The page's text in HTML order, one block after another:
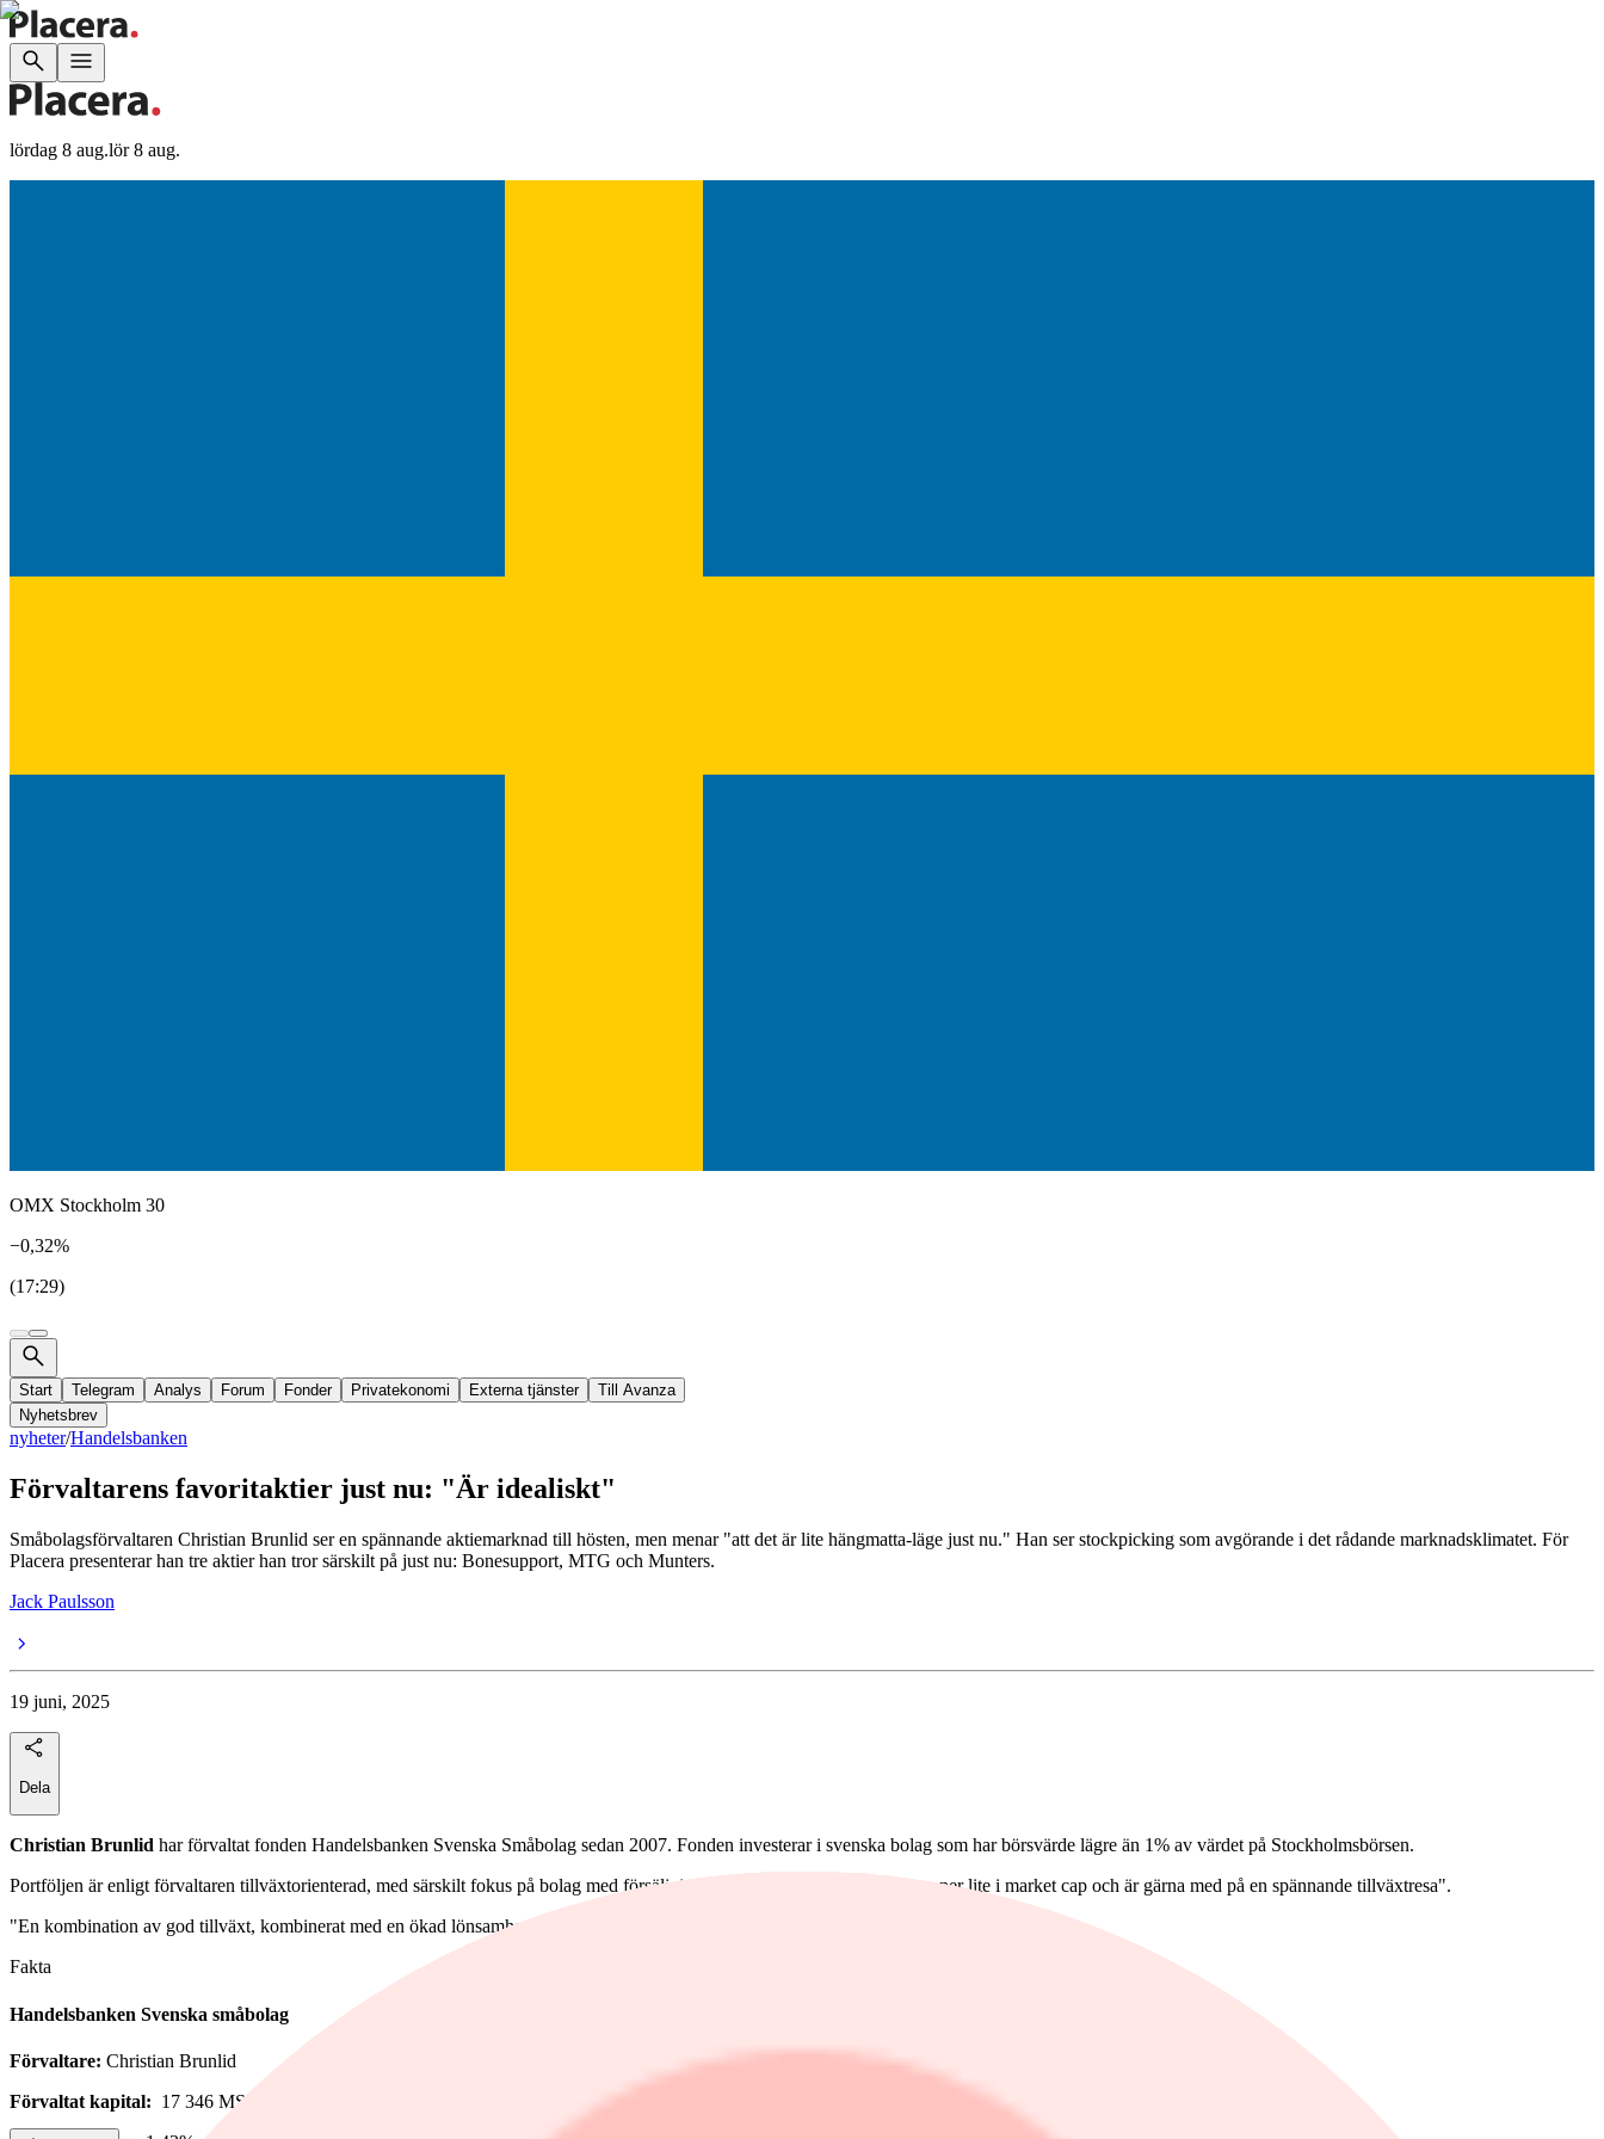
lördag 8 aug.lör 8 aug.
OMX Stockholm 30
−0,32%
(17:29)
Start Telegram Analys Forum Fonder Privatekonomi Externa tjänster
Till Avanza
Nyhetsbrev
nyheter/Handelsbanken
Förvaltarens favoritaktier just nu: "Är idealiskt"
Småbolagsförvaltaren Christian Brunlid ser en spännande aktiemarknad till hösten, men menar "att det är lite hängmatta-läge just nu." Han ser stockpicking som avgörande i det rådande marknadsklimatet. För
Placera presenterar han tre aktier han tror särskilt på just nu: Bonesupport, MTG och Munters.
Jack Paulsson
19 juni, 2025
Dela
Christian Brunlid har förvaltat fonden Handelsbanken Svenska Småbolag sedan 2007. Fonden investerar i svenska bolag som har börsvärde lägre än 1% av värdet på Stockholmsbörsen.
Portföljen är enligt förvaltaren tillväxtorienterad, med särskilt fokus på bolag med försäljningstillväxt och fonden "går gärna ner lite i market cap och är gärna med på en spännande tillväxtresa".
"En kombination av god tillväxt, kombinerat med en ökad lönsamhet i efterhand är idealiskt", säger Brunlid till Placera.
Fakta
Handelsbanken Svenska småbolag
Förvaltare: Christian Brunlid
Förvaltat kapital: 17 346 MSEK